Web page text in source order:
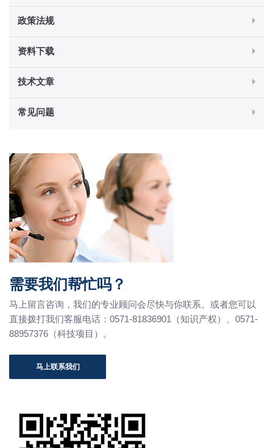
政策法规
资料下载
技术文章
常见问题
需要我们帮忙吗？
马上留言咨询，我们的专业顾问会尽快与你联系。或者您可以
直接拨打我们客服电话：0571-81836901（知识产权）、0571-
88957376（科技项目）。
马上联系我们